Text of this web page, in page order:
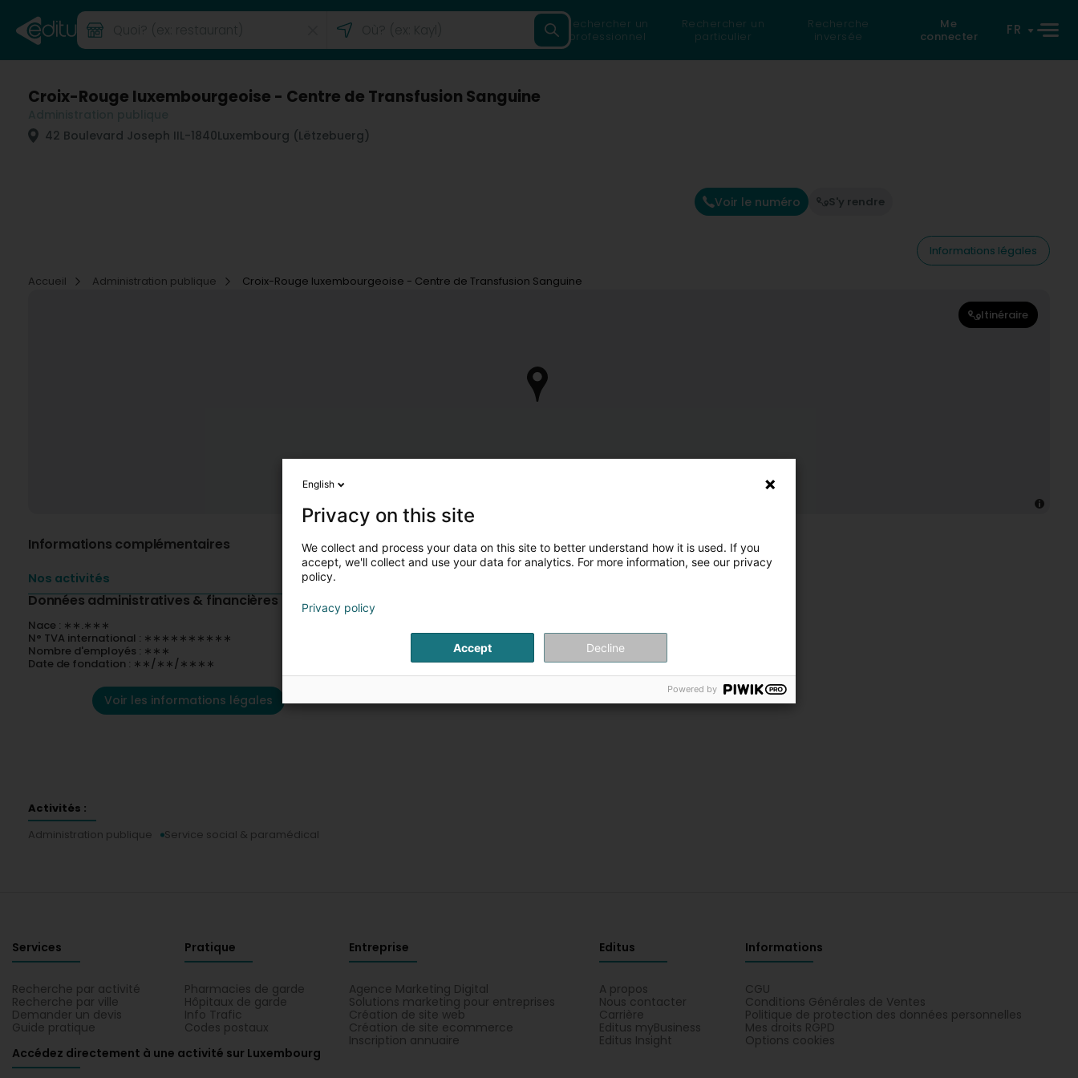
Rechercher un
professionnel
Rechercher un
particulier
Recherche
inversée
Me
connecter
FR
Croix-Rouge luxembourgeoise - Centre de Transfusion Sanguine
42 Boulevard Joseph IIL-1840Luxembourg (Lëtzebuerg)
Voir le numéro S'y rendre
Informations légales
Accueil
Administration publique Croix-Rouge luxembourgeoise - Centre de Transfusion Sanguine
Itinéraire
Informations complémentaires
Nos activités
Données administratives & financières
Nace : ∗∗.∗∗∗
N° TVA international : ∗∗∗∗∗∗∗∗∗∗
Nombre d'employés : ∗∗∗
Date de fondation : ∗∗/∗∗/∗∗∗∗
Voir les informations légales
Activités :
Administration publique
Service social & paramédical
Services
Recherche par activité
Recherche par ville
Demander un devis
Guide pratique
Pratique
Pharmacies de garde
Hôpitaux de garde
Info Trafic
Codes postaux
Entreprise
Agence Marketing Digital
Solutions marketing pour entreprises
Création de site web
Création de site ecommerce
Inscription annuaire
Editus
A propos
Nous contacter
Carrière
Editus myBusiness
Editus Insight
Informations
CGU
Conditions Générales de Ventes
Politique de protection des données personnelles
Mes droits RGPD
Options cookies
Accédez directement à une activité sur Luxembourg
English
Privacy on this site
We collect and process your data on this site to better understand how it is used. If you
accept, we'll collect and use your data for analytics. For more information, see our privacy
policy.
Privacy policy
Accept Decline
Powered by